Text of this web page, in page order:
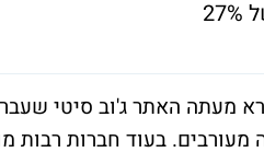
בעוד חברות רבות